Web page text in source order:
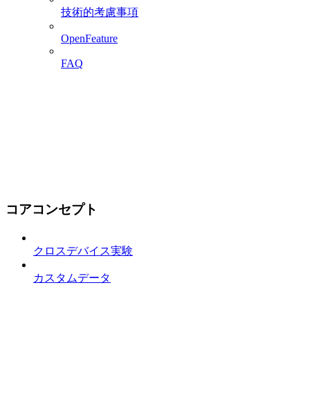
技術的考慮事項
OpenFeature
FAQ
コアコンセプト
クロスデバイス実験
カスタムデータ